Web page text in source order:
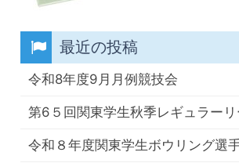
最近の投稿
令和8年度9月月例競技会
第6５回関東学生秋季レギュラー
令和８年度関東学生ボウリング選